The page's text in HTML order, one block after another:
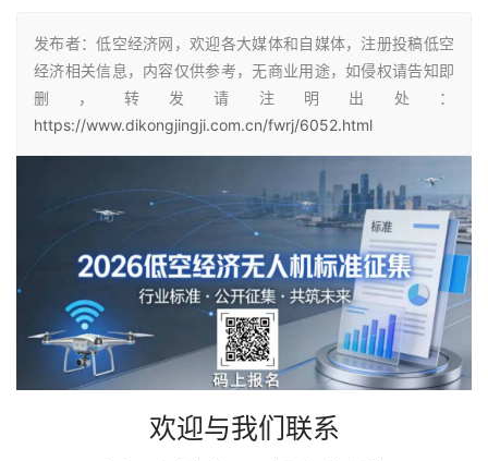
发布者：低空经济网，欢迎各大媒体和自媒体，注册投稿低空
经济相关信息，内容仅供参考，无商业用途，如侵权请告知即
删，转发请注明出处：
https://www.dikongjingji.com.cn/fwrj/6052.html
欢迎与我们联系